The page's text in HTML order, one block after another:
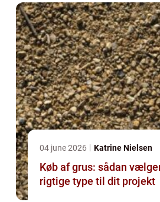
04 june 2026 Katrine Nielsen
Køb af grus: sådan
rigtige type til dit projekt